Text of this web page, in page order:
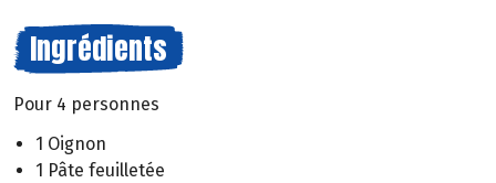
Ingrédients
Pour 4 personnes
1 Oignon
1 Pâte feuilletée